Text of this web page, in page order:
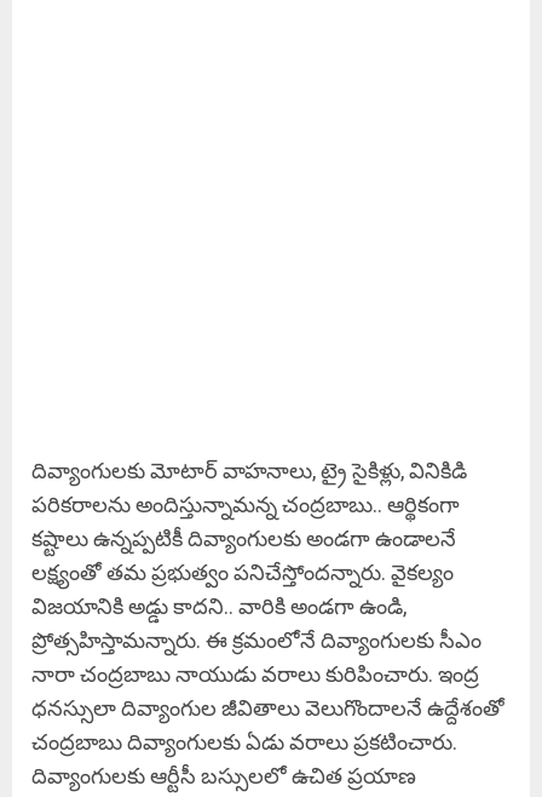
దివ్యాంగులకు మోటార్ వాహనాలు, ట్రై సైకిళ్లు, వినికిడి
పరికరాలను అందిస్తున్నామన్న చంద్రబాబు.. ఆర్థికంగా
కష్టాలు ఉన్నప్పటికీ దివ్యాంగులకు అండగా ఉండాలనే
లక్ష్యంతో తమ ప్రభుత్వం పనిచేస్తోందన్నారు. వైకల్యం
విజయానికి అడ్డు కాదని.. వారికి అండగా ఉండి,
ప్రోత్సహిస్తామన్నారు. ఈ క్రమంలోనే దివ్యాంగులకు సీఎం
నారా చంద్రబాబు నాయుడు వరాలు కురిపించారు. ఇంద్ర
ధనస్సులా దివ్యాంగుల జీవితాలు వెలుగొందాలనే ఉద్దేశంతో
చంద్రబాబు దివ్యాంగులకు ఏడు వరాలు ప్రకటించారు.
దివ్యాంగులకు ఆర్టీసీ బస్సులలో ఉచిత ప్రయాణ